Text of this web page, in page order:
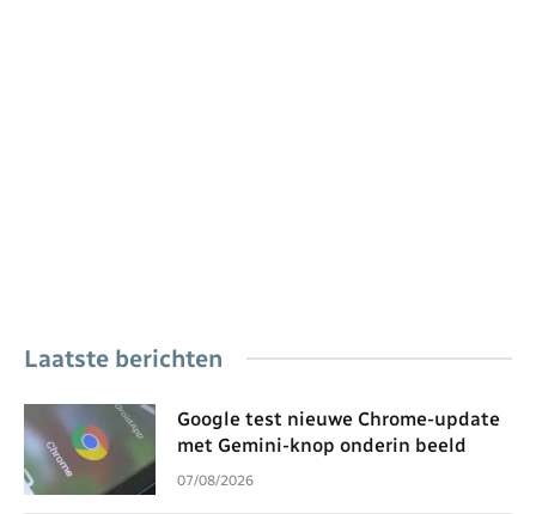
Laatste berichten
Google test nieuwe Chrome-update
met Gemini-knop onderin beeld
07/08/2026